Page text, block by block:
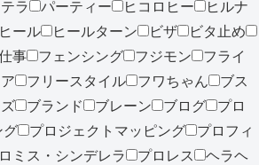
ラ パーティー ヒコロヒー
ヒルナ
ヒール ヒールターン ビザ
ビタ止め
事 フェンシング フジモン
フライ
フリースタイル フワちゃん
ブス
ブランド ブレーン ブログ
プロ
グ
プロジェクトマッピング
プロフィ
ミス・シンデレラ プロレス
ヘラヘ